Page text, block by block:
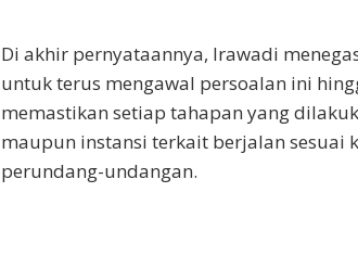
Di akhir pernyataannya, Irawadi
untuk terus mengawal persoalan ini
memastikan setiap tahapan yang
maupun instansi terkait berjalan sesuai
perundang-undangan.